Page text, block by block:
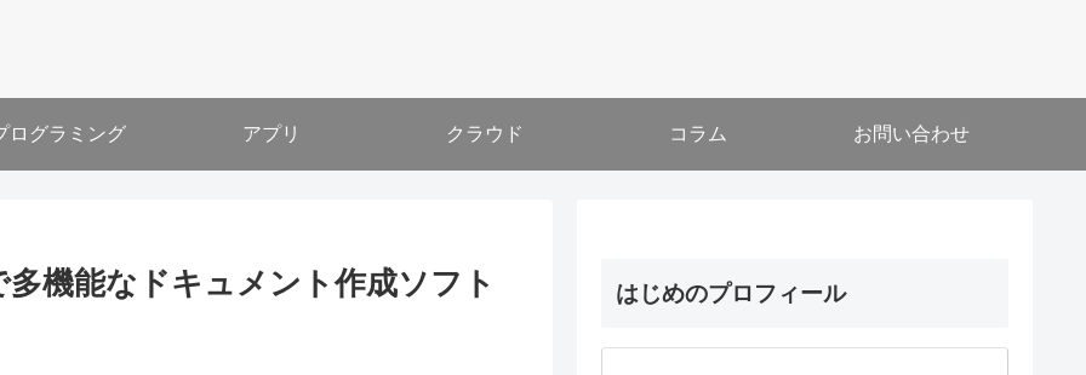
ログラミング アプリ クラウド コラム お問い合わせ
機能なドキュメント作成ソフト はじめのプロフィール